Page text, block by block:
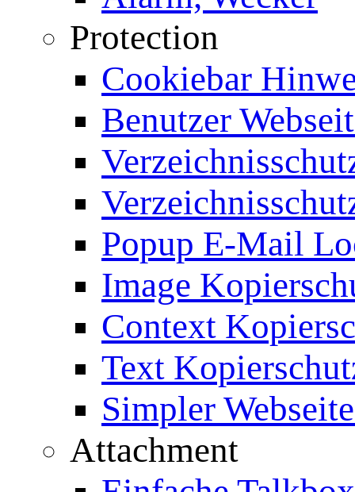
Protection
Cookiebar
Benutzer
Popup E-Mail
Image
Context
Text
Simpler
Attachment